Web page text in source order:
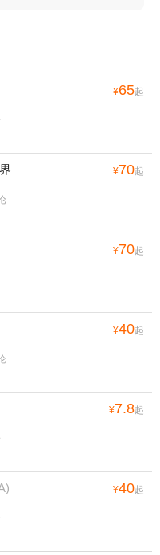
¥65起
¥70起
¥70起
¥40起
¥7.8起
¥40起